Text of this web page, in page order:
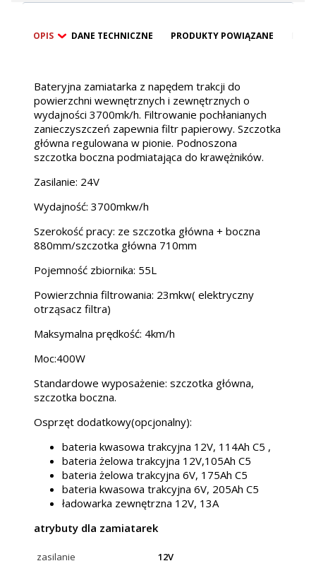
OPIS DANE TECHNICZNE PRODUKTY POWIĄZANE
Bateryjna zamiatarka z napędem trakcji do
powierzchni wewnętrznych i zewnętrznych o
wydajności 3700mk/h. Filtrowanie pochłanianych
zanieczyszczeń zapewnia filtr papierowy. Szczotka
główna regulowana w pionie. Podnoszona
szczotka boczna podmiatająca do krawężników.
Zasilanie: 24V
Wydajność: 3700mkw/h
Szerokość pracy: ze szczotka główna + boczna
880mm/szczotka główna 710mm
Pojemność zbiornika: 55L
Powierzchnia filtrowania: 23mkw( elektryczny
otrząsacz filtra)
Maksymalna prędkość: 4km/h
Moc:400W
Standardowe wyposażenie: szczotka główna,
szczotka boczna.
Osprzęt dodatkowy(opcjonalny):
bateria kwasowa trakcyjna 12V, 114Ah C5 ,
bateria żelowa trakcyjna 12V,105Ah C5
bateria żelowa trakcyjna 6V, 175Ah C5
bateria kwasowa trakcyjna 6V, 205Ah C5
ładowarka zewnętrzna 12V, 13A
atrybuty dla zamiatarek
zasilanie
12V